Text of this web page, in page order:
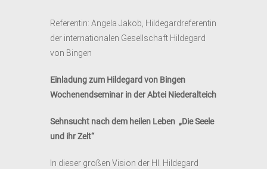
Referentin: Angela Jakob, Hildegardreferentin
der internationalen Gesellschaft Hildegard
von Bingen
Einladung zum Hildegard von Bingen
Wochenendseminar in der Abtei Niederalteich
Sehnsucht nach dem heilen Leben „Die Seele
und ihr Zelt“
In dieser großen Vision der Hl. Hildegard